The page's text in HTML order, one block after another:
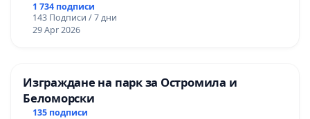
1 734 подписи
143 Подписи / 7 дни
29 Apr 2026
Изграждане на парк за Остромила и
Беломорски
135 подписи